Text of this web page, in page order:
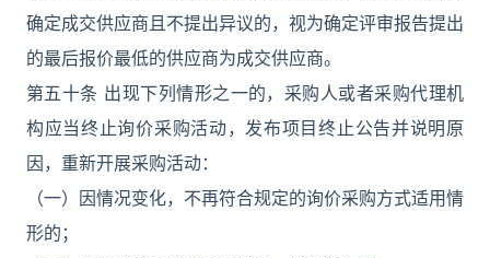
确定成交供应商且不提出异议的，视为确定评审报告提出
的最后报价最低的供应商为成交供应商。
第五十条 出现下列情形之一的，采购人或者采购代理机
构应当终止询价采购活动，发布项目终止公告并说明原
因，重新开展采购活动：
（一）因情况变化，不再符合规定的询价采购方式适用情
形的；